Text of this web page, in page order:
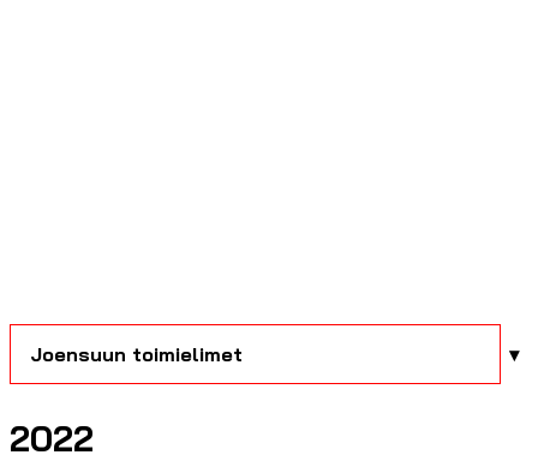
Joensuun toimielimet
2022